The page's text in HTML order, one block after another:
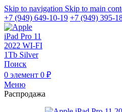
Skip to navigation Skip to main
+7 (949) 649-10-19 +7 (949) 395-
Поиск
0 элемент 0 ₽
Меню
Распродажа